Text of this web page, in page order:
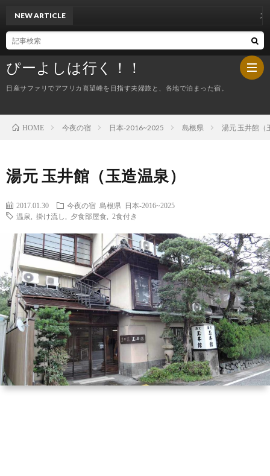
ぴーよしは行く！！
日産サファリでアフリカ喜望峰を目指す夫婦旅と、各地で泊まった宿。
し
は
行
く！
夜
の
宿
NEW ARTICLE スペイン２２～カ
HOME 今夜の宿 日本-2016~2025 島根県 湯元 玉井館（
湯元 玉井館（玉造温泉）
2017.01.30 今夜の宿 島根県
日本-2016~2025
温泉
掛け流し 夕食部屋食 2食付き